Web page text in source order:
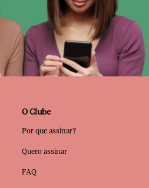
O Clube
Por que assinar?
Quero assinar
FAQ